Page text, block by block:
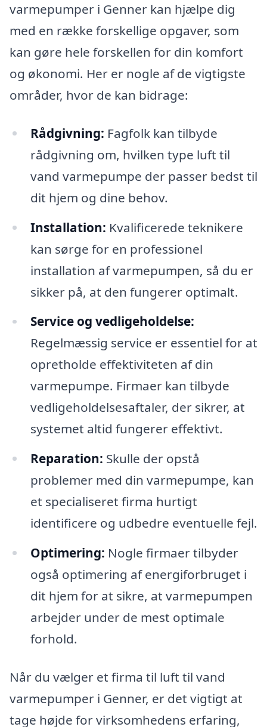
varmepumper i Genner kan hjælpe dig
med en række forskellige opgaver, som
kan gøre hele forskellen for din komfort
og økonomi. Her er nogle af de vigtigste
områder, hvor de kan bidrage:
Rådgivning: Fagfolk kan tilbyde
rådgivning om, hvilken type luft til
vand varmepumpe der passer bedst til
dit hjem og dine behov.
Installation: Kvalificerede teknikere
kan sørge for en professionel
installation af varmepumpen, så du er
sikker på, at den fungerer optimalt.
Service og vedligeholdelse:
Regelmæssig service er essentiel for at
opretholde effektiviteten af din
varmepumpe. Firmaer kan tilbyde
vedligeholdelsesaftaler, der sikrer, at
systemet altid fungerer effektivt.
Reparation: Skulle der opstå
problemer med din varmepumpe, kan
et specialiseret firma hurtigt
identificere og udbedre eventuelle fejl.
Optimering: Nogle firmaer tilbyder
også optimering af energiforbruget i
dit hjem for at sikre, at varmepumpen
arbejder under de mest optimale
forhold.
Når du vælger et firma til luft til vand
varmepumper i Genner, er det vigtigt at
tage højde for virksomhedens erfaring,